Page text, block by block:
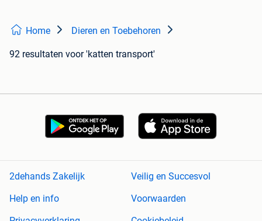
Home Dieren en Toebehoren
92 resultaten voor 'katten transport'
2dehands Zakelijk
Veilig en Succesvol
Help en info
Voorwaarden